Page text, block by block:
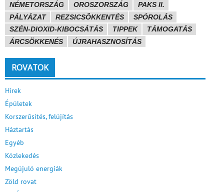
NÉMETORSZÁG
OROSZORSZÁG
PAKS II.
PÁLYÁZAT
REZSICSÖKKENTÉS
SPÓROLÁS
SZÉN-DIOXID-KIBOCSÁTÁS
TIPPEK
TÁMOGATÁS
ÁRCSÖKKENÉS
ÚJRAHASZNOSÍTÁS
ROVATOK
Hírek
Épületek
Korszerűsítés, felújítás
Háztartás
Egyéb
Közlekedés
Megújuló energiák
Zöld rovat